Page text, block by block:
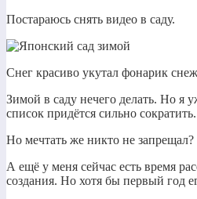
Постараюсь снять видео в саду.
Снег красиво укутал фонарик
Зимой в саду нечего делать. Но я
список придётся сильно сократить.
Но мечтать же никто не запрещал?
А ещё у меня сейчас есть время
создания. Но хотя бы первый год